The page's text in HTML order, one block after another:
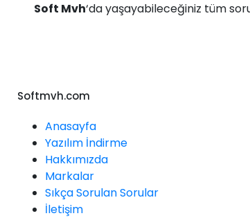
Soft Mvh‘da yaşayabileceğiniz tüm
Softmvh.com
Anasayfa
Yazılım İndirme
Hakkımızda
Markalar
Sıkça Sorulan Sorular
İletişim